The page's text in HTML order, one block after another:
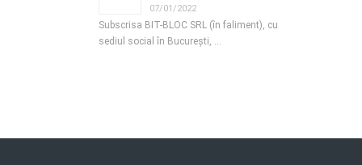
07/01/2022
Subscrisa BIT-BLOC SRL (în faliment), cu
sediul social în București, …